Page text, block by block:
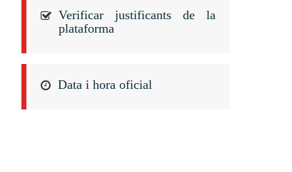
Verificar justificants de la
plataforma
Data i hora oficial